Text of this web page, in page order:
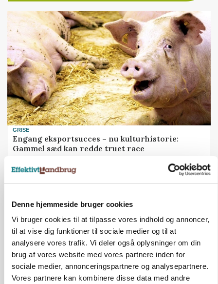
Denne hjemmeside bruger cookies
Vi bruger cookies til at tilpasse vores indhold og annoncer,
til at vise dig funktioner til sociale medier og til at
analysere vores trafik. Vi deler også oplysninger om din
brug af vores website med vores partnere inden for
sociale medier, annonceringspartnere og analysepartnere.
Vores partnere kan kombinere disse data med andre
GRISE
Engang eksportsucces – nu kulturhistorie:
Gammel sæd kan redde truet race